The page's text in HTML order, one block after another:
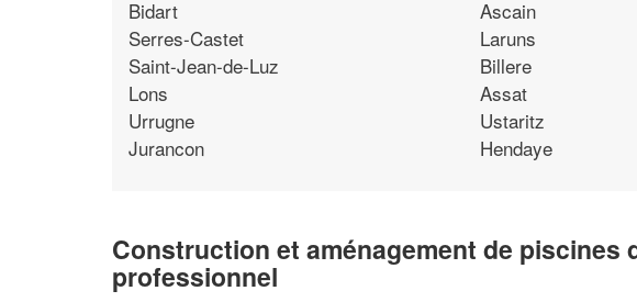
Bidart
Serres-Castet
Saint-Jean-de-Luz
Lons
Urrugne
Jurancon
Ascain
Laruns
Billere
Assat
Ustaritz
Hendaye
Construction et aménagement de piscines
professionnel